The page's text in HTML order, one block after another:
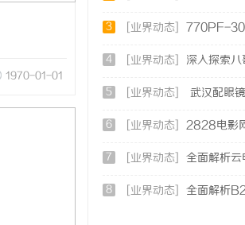
1970-01-01
3 [业界动态] 770PF-300纯树脂
4 [业界动态] 深入探索八哥电影网：
5 [业界动态] 武汉配眼
6 [业界动态] 2828电影网：打造
7 [业界动态] 全面解析云电影网
8 [业界动态] 全面解析B2B网